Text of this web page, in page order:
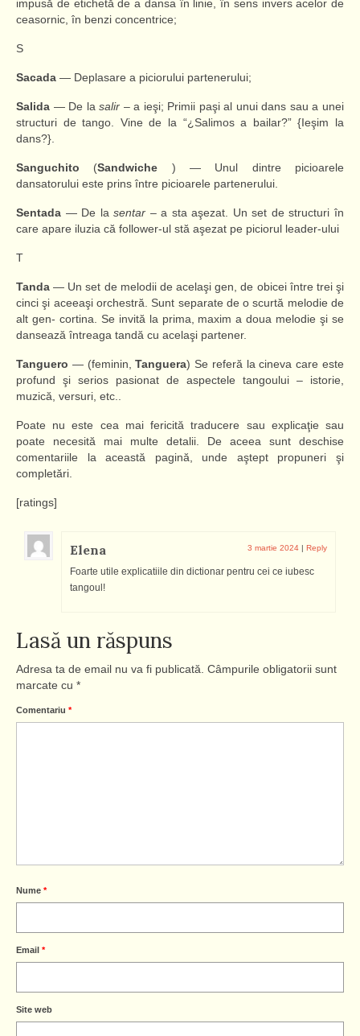
impusă de etichetă de a dansa în linie, în sens invers acelor de
ceasornic, în benzi concentrice;
S
Sacada — Deplasare a piciorului partenerului;
Salida — De lasalir – a ieşi; Primii paşi al unui dans sau a unei
structuri de tango. Vine de la “¿Salimos a bailar?” {Ieşim la
dans?}.
Sanguchito (Sandwiche ) — Unul dintre picioarele
dansatorului este prins între picioarele partenerului.
Sentada — De lasentar – a sta aşezat. Un set de structuri în
care apare iluzia că follower-ul stă aşezat pe piciorul leader-ului
T
Tanda — Un set de melodii de acelaşi gen, de obicei între trei şi
cinci şi aceeaşi orchestră. Sunt separate de o scurtă melodie de
alt gen- cortina. Se invită la prima, maxim a doua melodie şi se
dansează întreaga tandă cu acelaşi partener.
Tanguero — (feminin,Tanguera) Se referă la cineva care este
profund şi serios pasionat de aspectele tangoului – istorie,
muzică, versuri, etc..
Poate nu este cea mai fericită traducere sau explicaţie sau
poate necesită mai multe detalii. De aceea sunt deschise
comentariile la această pagină, unde aştept propuneri şi
completări.
[ratings]
Elena 3 martie 2024 | Reply
Foarte utile explicatiile din dictionar pentru cei ce iubesc
tangoul!
Lasă un răspuns
Adresa ta de email nu va fi publicată. Câmpurile obligatorii sunt
marcate cu *
Comentariu *
Nume *
Email *
Site web